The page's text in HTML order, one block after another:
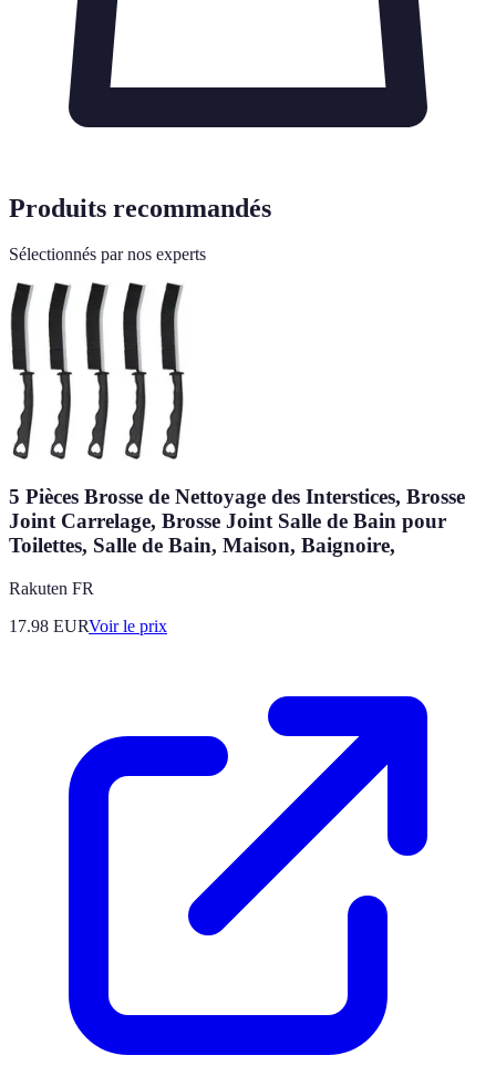
Produits recommandés
Sélectionnés par nos experts
5 Pièces Brosse de Nettoyage des Interstices, Brosse
Joint Carrelage, Brosse Joint Salle de Bain pour
Toilettes, Salle de Bain, Maison, Baignoire,
Rakuten FR
17.98 EURVoir le prix